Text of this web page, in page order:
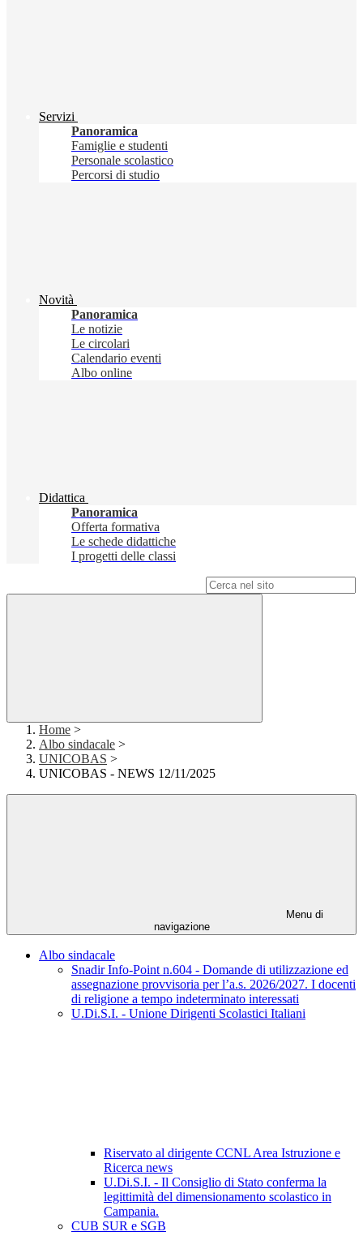
Servizi
Panoramica
Famiglie e studenti
Personale scolastico
Percorsi di studio
Novità
Panoramica
Le notizie
Le circolari
Calendario eventi
Albo online
Didattica
Panoramica
Offerta formativa
Le schede didattiche
I progetti delle classi
Home >
Albo sindacale >
UNICOBAS >
UNICOBAS - NEWS 12/11/2025
Menu di
navigazione
Albo sindacale
Snadir Info-Point n.604 - Domande di utilizzazione ed
assegnazione provvisoria per l’a.s. 2026/2027. I docenti
di religione a tempo indeterminato interessati
U.Di.S.I. - Unione Dirigenti Scolastici Italiani
Riservato al dirigente CCNL Area Istruzione e
Ricerca news
U.Di.S.I. - Il Consiglio di Stato conferma la
legittimità del dimensionamento scolastico in
Campania.
CUB SUR e SGB